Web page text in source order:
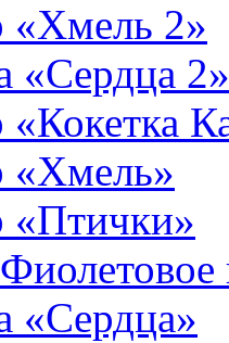
2»
«Сердца 2»
«Сердца»